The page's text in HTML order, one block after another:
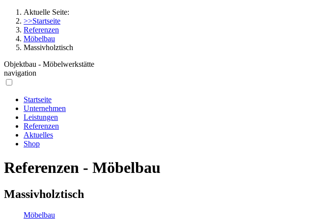
Aktuelle Seite:
>>Startseite
Referenzen
Möbelbau
Massivholztisch
Objektbau - Möbelwerkstätte
navigation
Startseite
Unternehmen
Leistungen
Referenzen
Aktuelles
Shop
Referenzen - Möbelbau
Massivholztisch
Möbelbau